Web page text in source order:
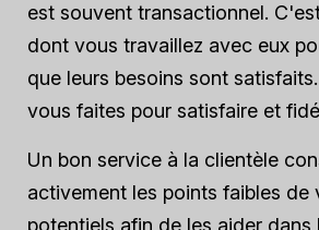
est souvent transactionnel.
dont vous travaillez avec eux
que leurs besoins sont
vous faites pour satisfaire et
Un bon service à la clientèle
activement les points faibles de
potentiels afin de les aider dans